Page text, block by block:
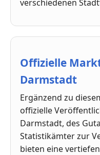
verschiedenen
Offizielle
Darmstadt
Ergänzend zu
offizielle
Darmstadt, des
Statistikämter zur
bieten eine